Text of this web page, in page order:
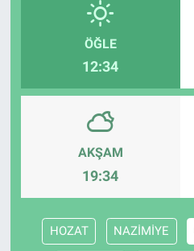
ÖĞLE
12:34
AKŞAM
19:34
HOZAT NAZİMİYE